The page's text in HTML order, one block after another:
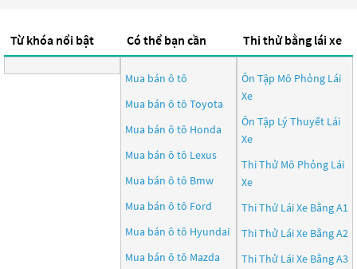
Từ khóa nổi bật Có thể bạn cần
Mua bán ô tô
Mua bán ô tô Toyota
Mua bán ô tô Honda
Mua bán ô tô Lexus
Mua bán ô tô Bmw
Mua bán ô tô Ford
Mua bán ô tô Hyundai
Mua bán ô tô Mazda
Thi thử bằng lái xe
Ôn Tập Mô Phỏng Lái
Xe
Ôn Tập Lý Thuyết Lái
Xe
Thi Thử Mô Phỏng Lái
Xe
Thi Thử Lái Xe Bằng A1
Thi Thử Lái Xe Bằng A2
Thi Thử Lái Xe Bằng A3